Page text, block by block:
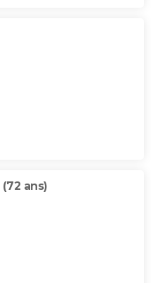
(72 ans)